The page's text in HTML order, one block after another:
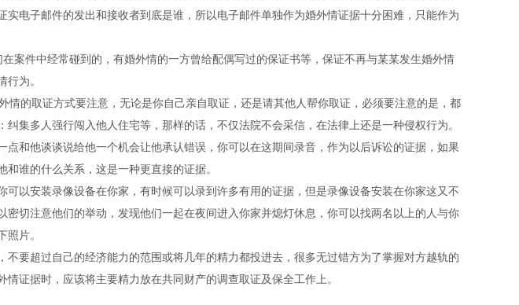
电子邮件的发出和接收者到底是谁，所以电子邮件单独作为婚外情证据十分困难，只能作为
件中经常碰到的，有婚外情的一方曾给配偶写过的保证书等，保证不再与某某发生婚外情
为。
的取证方式要注意，无论是你自己亲自取证，还是请其他人帮你取证，必须要注意的是，都
集多人强行闯入他人住宅等，那样的话，不仅法院不会采信，在法律上还是一种侵权行为。
和他谈谈说给他一个机会让他承认错误，你可以在这期间录音，作为以后诉讼的证据，如果
谁的什么关系，这是一种更直接的证据。
以安装录像设备在你家，有时候可以录到许多有用的证据，但是录像设备安装在你家这又不
切注意他们的举动，发现他们一起在夜间进入你家并熄灯休息，你可以找两名以上的人与你
片。
要超过自己的经济能力的范围或将几年的精力都投进去，很多无过错方为了掌握对方越轨的
证据时，应该将主要精力放在共同财产的调查取证及保全工作上。